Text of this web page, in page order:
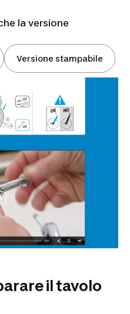
la versione
Versione stampabile
il tavolo